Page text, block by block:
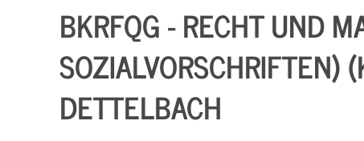
BKRFQG - RECHT UND
SOZIALVORSCHRIFTEN)
DETTELBACH